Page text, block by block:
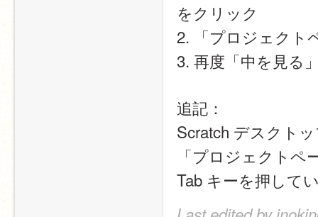
をクリック
2. 「プロジェクト
3. 再度「中を見る
追記：
Scratch デスクト
「プロジェクト
Tab キーを押して